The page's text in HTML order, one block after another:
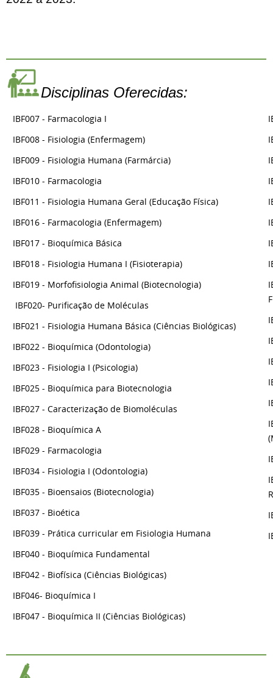
Disciplinas Oferecidas:
IBF007 - Farmacologia I
IBF008 - Fisiologia (Enfermagem)
IBF009 - Fisiologia Humana (Farmárcia)
IBF010 - Farmacologia
IBF011 - Fisiologia Humana Geral (Educação Física)
IBF016 - Farmacologia (Enfermagem)
IBF017 - Bioquímica Básica
IBF018 - Fisiologia Humana I (Fisioterapia)
IBF019 - Morfofisiologia Animal (Biotecnologia)
IBF020- Purificação de Moléculas
IBF021 - Fisiologia Humana Básica (Ciências Biológicas)
IBF022 - Bioquímica (Odontologia)
IBF023 - Fisiologia I (Psicologia)
IBF025 - Bioquímica para Biotecnologia
IBF027 - Caracterização de Biomoléculas
IBF028 - Bioquímica A
IBF029 - Farmacologia
IBF034 - Fisiologia I (Odontologia)
IBF035 - Bioensaios (Biotecnologia)
IBF037 - Bioética
IBF039 - Prática curricular em Fisiologia Humana
IBF040 - Bioquímica Fundamental
IBF042 - Biofísica (Ciências Biológicas)
IBF046- Bioquímica I
IBF047 - Bioquímica II (Ciências Biológicas)